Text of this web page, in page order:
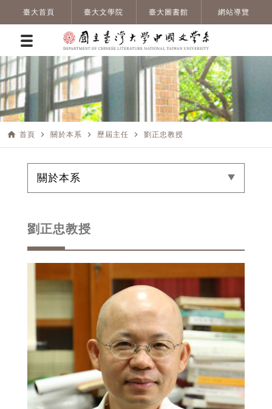
臺大首頁 臺大文學院 臺大圖書館 網站導覽
home 首頁 navigate_next 關於本系 navigate_next 歷屆主任 navigate_next 劉正忠教授
關於本系
劉正忠教授